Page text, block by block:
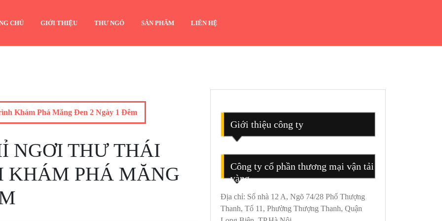
CHỦ GIỚI THIỆU THƯ NGỎ SẢN PHẨM LIÊN HỆ
Khám Phá Măng Đen 2 Ngày 1 Đêm
NGƠI THƯ THÁI
KHÁM PHÁ MĂNG
Giới thiệu công ty
Công ty cổ phần thương mại vận tải
vàng
Địa chỉ: Số nhà 12 A, Ngõ 74/28 Phố Thượng
Thanh, Tổ 11, Phường Thượng Thanh, Quận